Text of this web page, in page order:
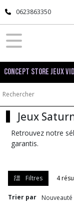
0623863350
Concept Store Jeux
Jeux
Retrouvez notre
garantis.
Filtres 4
Trier par
Fermer
FILTRES
Tous
les
SEGA
Saturn
Consoles
Saturn
Jeux
Saturn